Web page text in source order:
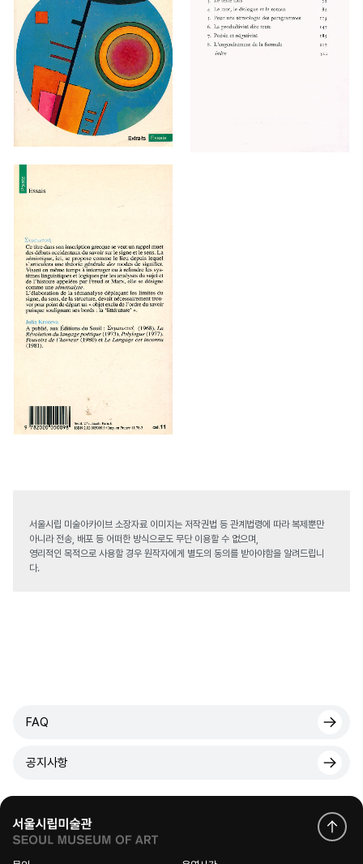
서울시립 미술아카이브 소장자료 이미지는 저작권법 등 관계법령에 따라 복제뿐만
아니라 전송, 배포 등 어떠한 방식으로도 무단 이용할 수 없으며,
영리적인 목적으로 사용할 경우 원작자에게 별도의 동의를 받아야함을 알려드립니
다.
FAQ
공지사항